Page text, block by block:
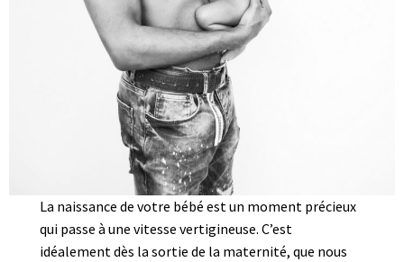
La naissance de votre bébé est un moment précieux
qui passe à une vitesse vertigineuse. C’est
idéalement dès la sortie de la maternité, que nous